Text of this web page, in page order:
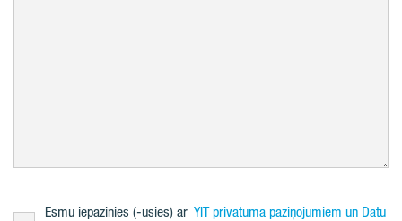
Esmu iepazinies (-usies) ar YIT privātuma paziņojumiem un Datu